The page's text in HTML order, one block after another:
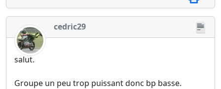
cedric29
salut.
Groupe un peu trop puissant donc bp basse.